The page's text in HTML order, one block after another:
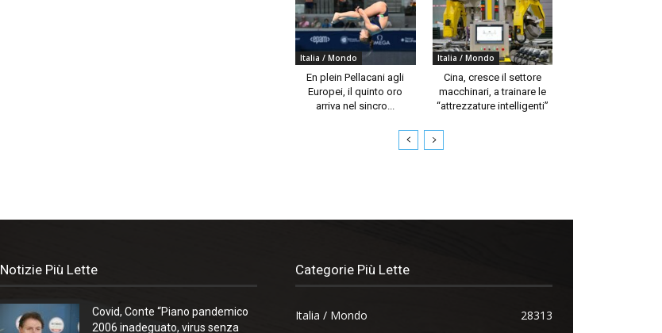
Italia / Mondo
En plein Pellacani agli
Europei, il quinto oro
arriva nel sincro...
Italia / Mondo
Cina, cresce il settore
macchinari, a trainare le
“attrezzature intelligenti”
Notizie Più Lette
Covid, Conte “Piano pandemico
2006 inadeguato, virus senza
Categorie Più Lette
Italia / Mondo
28313